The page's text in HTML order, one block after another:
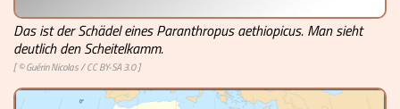
Das ist der Schädel eines Paranthropus aethiopicus. Man sieht
deutlich den Scheitelkamm.
[ ©Guérin Nicolas/CC BY-SA 3.0]